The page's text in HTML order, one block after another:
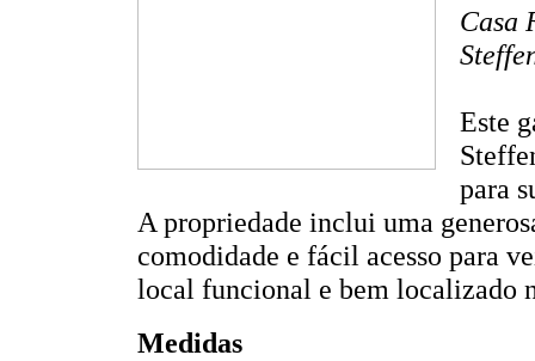
Casa
Este
para
A propriedade inclui uma
comodidade e fácil acesso para
local funcional e bem localizado
Medidas